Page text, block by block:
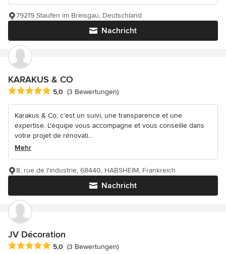
Nachricht
79219 Staufen im Breisgau, Deutschland
KARAKUS & CO
Durchschnittliche Bewertung: 5 von 5 Sternen
5,0 (3 Bewertungen)
Karakus & Co, c’est un suivi, une transparence et une
expertise. L'équipe vous accompagne et vous conseille dans
votre projet de rénovati...
Mehr
Nachricht
8, rue de l'industrie, 68440, HABSHEIM, Frankreich
JV Décoration
Durchschnittliche Bewertung: 5 von 5 Sternen
5,0 (3 Bewertungen)